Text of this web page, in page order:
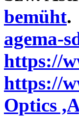
bemüht.
agema-
https://
https://
Optics